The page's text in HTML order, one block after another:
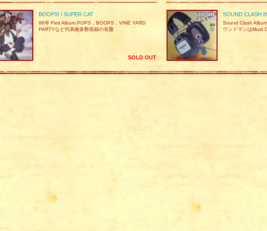
BOOPS! / SUPER CAT
86年 First Album.POPS，BOOPS，VINE YARD
PARTYなど代表曲多数収録の名盤
SOLD OUT
SOUND CLASH
Sound Clash
ウンドマンはMust